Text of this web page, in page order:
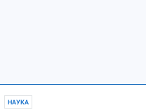
НАУКА